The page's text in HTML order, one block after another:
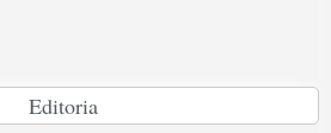
Editoria